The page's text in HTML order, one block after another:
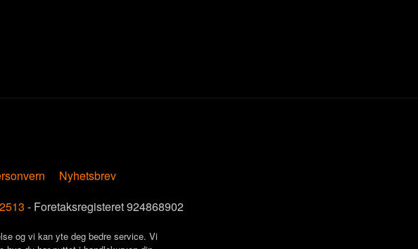
Nyhetsbrev
- Foretaksregisteret 924868902
og vi kan yte deg bedre service. Vi